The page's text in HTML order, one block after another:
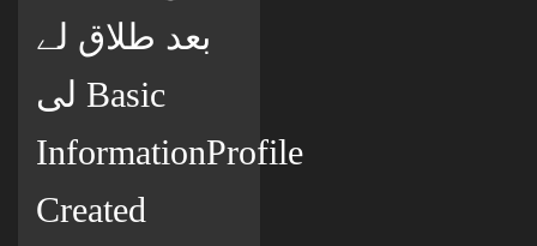
بعد طلاق لے
لی Basic
InformationProfile
Created